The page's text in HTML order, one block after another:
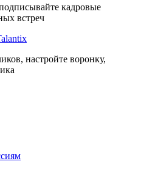
кадровые
встреч
настройте воронку,